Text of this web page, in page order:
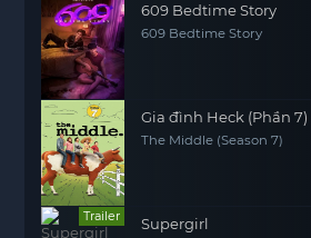
609 Bedtime Story
609 Bedtime Story
Gia đình Heck (Phần 7)
The Middle (Season 7)
Trailer Supergirl